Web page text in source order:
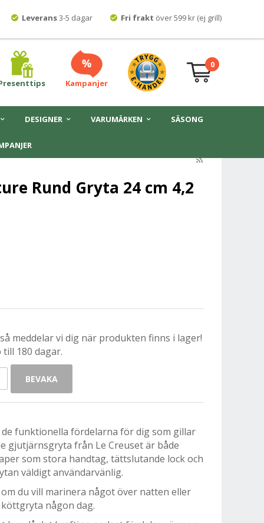
Leverans3-5 dagar Fri frakt över 599 kr (ej grill)
Kampanjer
0
DESIGNER VARUMÄRKEN SÄSONG
Rund Gryta 24 cm 4,2
meddelar vi dig när produkten finns i lager!
180 dagar.
BEVAKA
funktionella fördelarna för dig som gillar
gjutjärnsgryta från Le Creuset är både
som stora handtag, tättslutande lock och
väldigt användarvänlig.
du vill marinera något över natten eller
någon dag.